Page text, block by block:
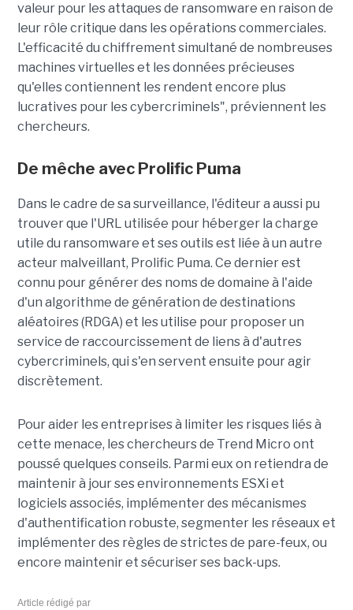
valeur pour les attaques de ransomware en raison de
leur rôle critique dans les opérations commerciales.
L'efficacité du chiffrement simultané de nombreuses
machines virtuelles et les données précieuses
qu'elles contiennent les rendent encore plus
lucratives pour les cybercriminels", préviennent les
chercheurs.
De mêche avec Prolific Puma
Dans le cadre de sa surveillance, l'éditeur a aussi pu
trouver que l'URL utilisée pour héberger la charge
utile du ransomware et ses outils est liée à un autre
acteur malveillant, Prolific Puma. Ce dernier est
connu pour générer des noms de domaine à l'aide
d'un algorithme de génération de destinations
aléatoires (RDGA) et les utilise pour proposer un
service de raccourcissement de liens à d'autres
cybercriminels, qui s'en servent ensuite pour agir
discrètement.
Pour aider les entreprises à limiter les risques liés à
cette menace, les chercheurs de Trend Micro ont
poussé quelques conseils. Parmi eux on retiendra de
maintenir à jour ses environnements ESXi et
logiciels associés, implémenter des mécanismes
d'authentification robuste, segmenter les réseaux et
implémenter des règles de strictes de pare-feux, ou
encore maintenir et sécuriser ses back-ups.
Article rédigé par